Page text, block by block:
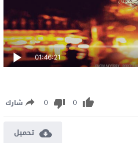
01:46:21
0
0 شارك
تحميل